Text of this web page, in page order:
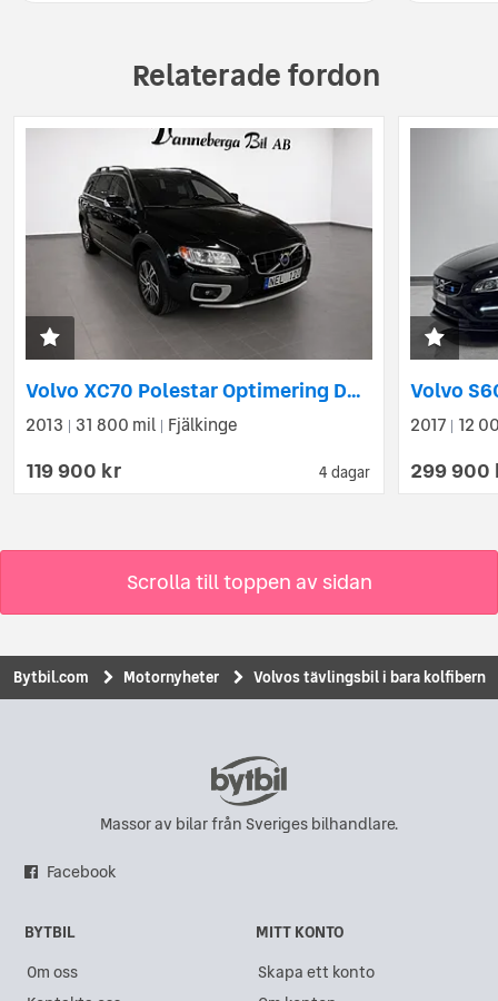
Relaterade fordon
4 dagar
Volvo XC70 Polestar Optimering D5 AWD D5 Polestar AWD Summum
2013 31 800 mil Fjälkinge
119 900 kr
2017 12
299
Scrolla till toppen av sidan
Bytbil.com Motornyheter Volvos tävlingsbil i bara kolfibern
Massor av bilar från Sveriges bilhandlare.
Facebook
BYTBIL
Om oss
MITT KONTO
Skapa ett konto